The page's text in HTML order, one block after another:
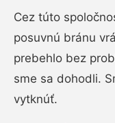
Cez túto
posuvnú bránu
prebehlo bez
sme sa dohodli.
vytknúť.